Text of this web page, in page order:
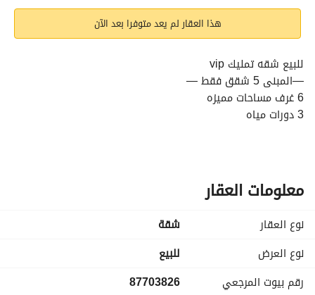
هذا العقار لم يعد متوفرا بعد الآن
للبيع شقه تمليك vip
—المبنى 5 شقق فقط —
6 غرف مساحات مميزه
3 دورات مياه
سطح خاص
خزان ارضي وخزان وعلوي خاص
موقف خاص بمضله خاصه
مطبخ راكب بجودة عاليه بالكامل vip لكل شقه
مجانا
بناء على الكود السعودي
معلومات العقار
نوع العقار
شقة
نوع العرض
للبيع
رقم بيوت المرجعي
87703826